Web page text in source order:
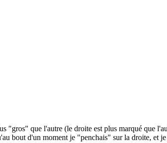
que l'autre (le droite est plus marqué que
bout d'un moment je "penchais" sur la droite, et je